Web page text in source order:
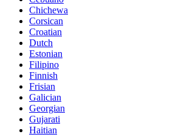
Chichewa
Corsican
Croatian
Dutch
Estonian
Filipino
Finnish
Frisian
Galician
Georgian
Gujarati
Haitian